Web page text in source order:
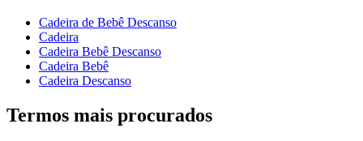
Cadeira de Bebê Descanso
Cadeira
Cadeira Bebê Descanso
Cadeira Bebê
Cadeira Descanso
Termos mais procurados